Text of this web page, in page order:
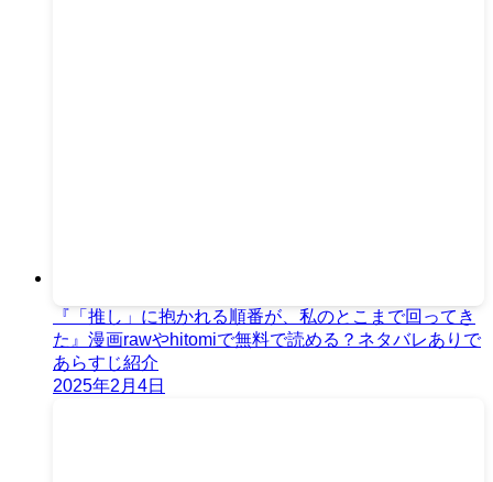
『「推し」に抱かれる順番が、私のとこまで回ってき
た』漫画rawやhitomiで無料で読める？ネタバレありで
あらすじ紹介
2025年2月4日